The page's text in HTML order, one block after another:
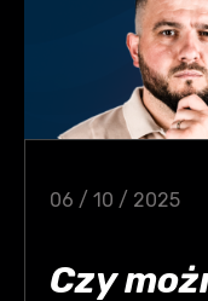
06 / 10 / 2025
Czy